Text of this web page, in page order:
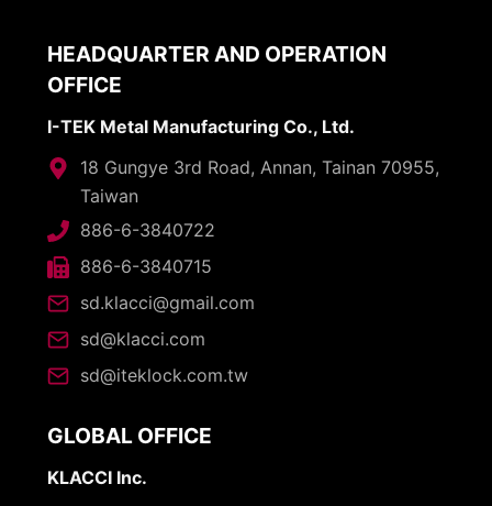
HEADQUARTER AND OPERATION
OFFICE
I-TEK Metal Manufacturing Co., Ltd.
18 Gungye 3rd Road, Annan, Tainan 70955,
Taiwan
886-6-3840722
886-6-3840715
sd.klacci@gmail.com
sd@klacci.com
sd@iteklock.com.tw
GLOBAL OFFICE
KLACCI Inc.